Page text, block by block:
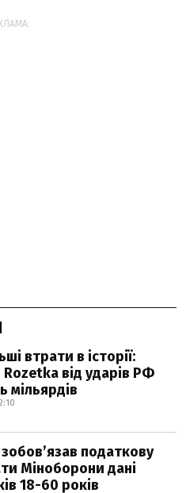
втрати в історії:
від ударів РФ
мільярдів
податкову
Міноборони дані
18-60 років